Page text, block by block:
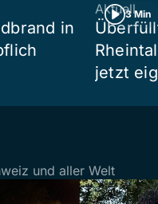
in
3 Min
Aktuell
jetzt
und aller Welt